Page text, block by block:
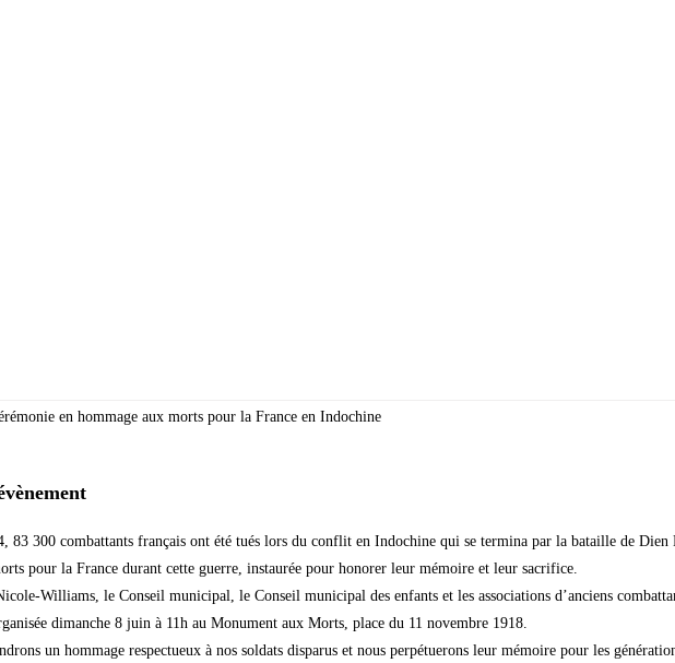
en hommage aux morts pour la France en Indochine
83 300 combattants français ont été tués lors du conflit en Indochine qui se termina par la bataille de
pour la France durant cette guerre, instaurée pour honorer leur mémoire et leur sacrifice.
Williams, le Conseil municipal, le Conseil municipal des enfants et les associations d’anciens
dimanche 8 juin à 11h au Monument aux Morts, place du 11 novembre 1918.
un hommage respectueux à nos soldats disparus et nous perpétuerons leur mémoire pour les